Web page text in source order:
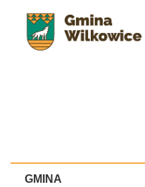
GMINA